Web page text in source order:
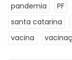
pandemia
PF
santa catarina
vacina